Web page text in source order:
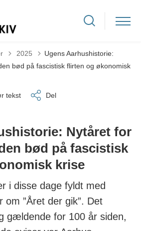
Tilbage til
2025
Ugens Aarhushistorie:
bød på fascistisk flirten og økonomisk
tekst Del
Nytåret for
bød på fascistisk
krise
i disse dage fyldt med
om ”Året der gik”. Det
gældende for 100 år siden,